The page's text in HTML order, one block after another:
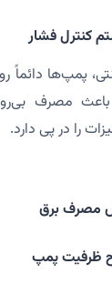
پمپ‌ها
مصرف
را در پی دارد.